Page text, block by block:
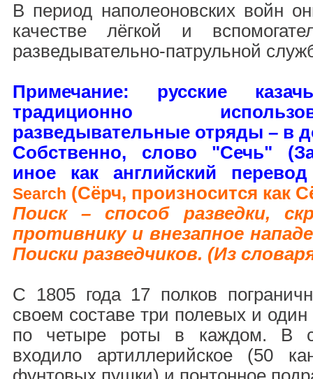
В период наполеоновских войн
качестве лёгкой и
разведывательно-патрульной
Примечание: русские
традиционно
разведывательные отряды – в
Собственно, слово "Сечь"
иное как английский
Search (Сёрч, произносится как
Поиск – способ разведки,
противнику и внезапное
Поиски разведчиков. (Из
С 1805 года 17 полков
своем составе три полевых и
по четыре роты в каждом. В
входило артиллерийское (50